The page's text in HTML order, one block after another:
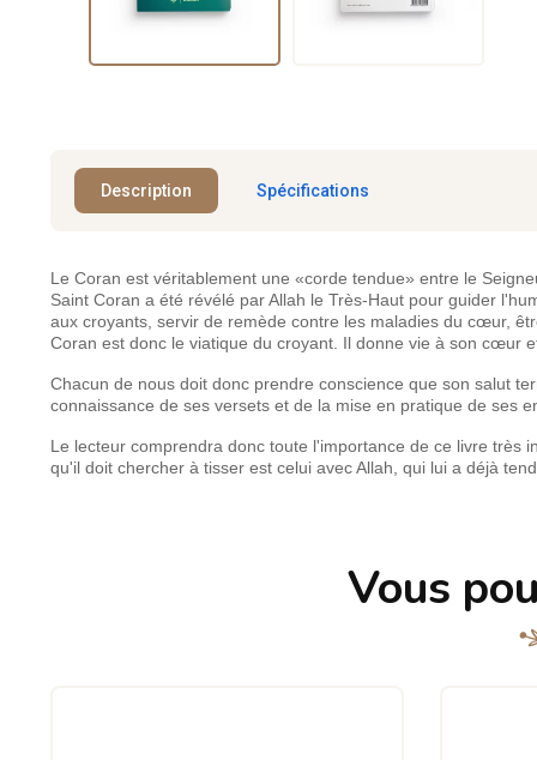
Description Spécifications
Le Coran est véritablement une «corde tendue» entre le
Saint Coran a été révélé par Allah le Très-Haut pour guider
aux croyants, servir de remède contre les maladies du cœur,
Coran est donc le viatique du croyant. Il donne vie à son cœur
Chacun de nous doit donc prendre conscience que son salut
connaissance de ses versets et de la mise en pratique de ses
Le lecteur comprendra donc toute l'importance de ce livre très
qu'il doit chercher à tisser est celui avec Allah, qui lui a déjà
Vous